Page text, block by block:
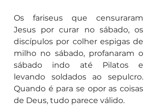
Os fariseus que censuraram
Jesus por curar no sábado, os
discípulos por colher espigas de
milho no sábado, profanaram o
sábado indo até Pilatos e
levando soldados ao sepulcro.
Quando é para se opor as coisas
de Deus, tudo parece válido.